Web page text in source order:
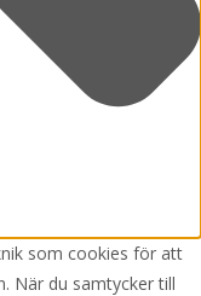
som cookies för att
När du samtycker till